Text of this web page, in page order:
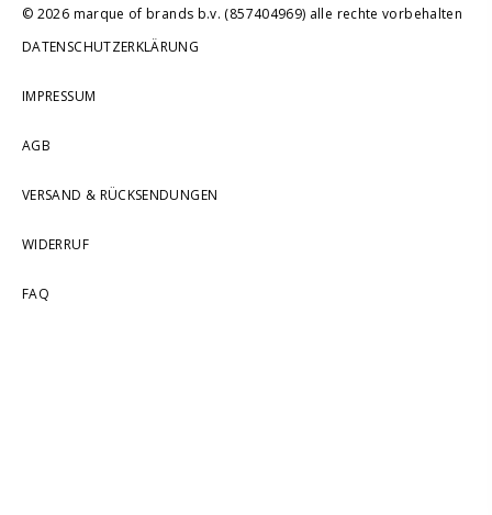
© 2026 marque of brands b.v. (857404969) alle rechte vorbehalten
DATENSCHUTZERKLÄRUNG
IMPRESSUM
AGB
VERSAND & RÜCKSENDUNGEN
WIDERRUF
FAQ